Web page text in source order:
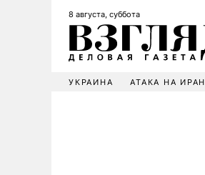
8 августа, суббота
УКРАИНА АТАКА НА ИРАН